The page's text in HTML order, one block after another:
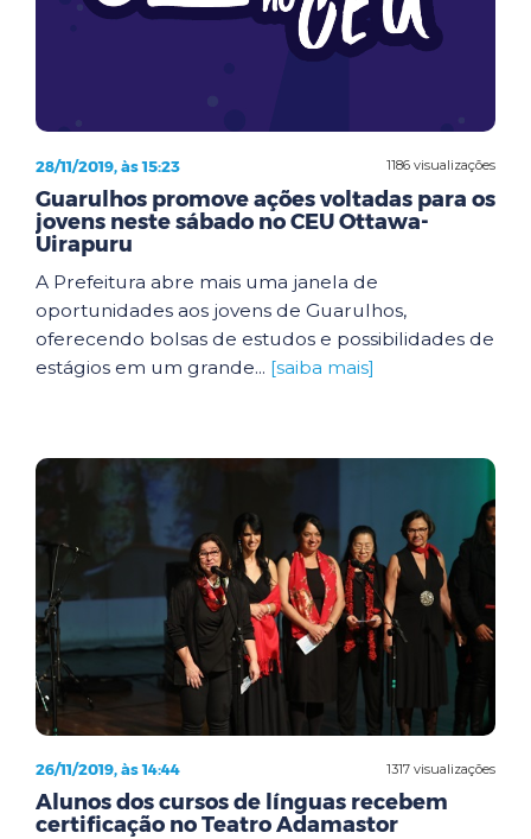
1186 visualizações
28/11/2019, às 15:23
Guarulhos promove ações voltadas para os
jovens neste sábado no CEU Ottawa-
Uirapuru
A Prefeitura abre mais uma janela de
oportunidades aos jovens de Guarulhos,
oferecendo bolsas de estudos e possibilidades de
estágios em um grande... [saiba mais]
1317 visualizações
26/11/2019, às 14:44
Alunos dos cursos de línguas recebem
certificação no Teatro Adamastor